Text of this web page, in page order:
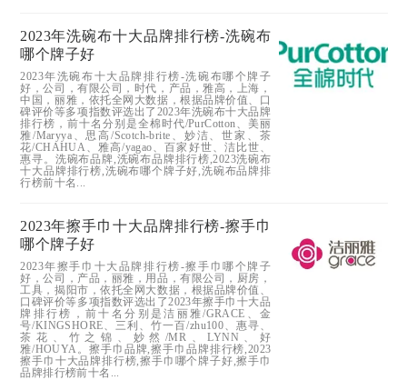
2023年洗碗布十大品牌排行榜-洗碗布
哪个牌子好
2023年洗碗布十大品牌排行榜-洗碗布哪个牌子
好，公司，有限公司，时代，产品，雅高，上海，
中国，丽雅，依托全网大数据，根据品牌价值、口
碑评价等多项指数评选出了2023年洗碗布十大品牌
排行榜，前十名分别是全棉时代/PurCotton、美丽
雅/Maryya、思高/Scotch-brite、妙洁、世家、茶
花/CHAHUA、雅高/yagao、百家好世、洁比世、
惠寻。洗碗布品牌,洗碗布品牌排行榜,2023洗碗布
十大品牌排行榜,洗碗布哪个牌子好,洗碗布品牌排
行榜前十名...
2023年擦手巾十大品牌排行榜-擦手巾
哪个牌子好
2023年擦手巾十大品牌排行榜-擦手巾哪个牌子
好，公司，产品，丽雅，用品，有限公司，厨房，
工具，揭阳市，依托全网大数据，根据品牌价值、
口碑评价等多项指数评选出了2023年擦手巾十大品
牌排行榜，前十名分别是洁丽雅/GRACE、金
号/KINGSHORE、三利、竹一百/zhu100、惠寻、
茶花、竹之锦、妙然/MR、LYNN、好
雅/HOUYA。擦手巾品牌,擦手巾品牌排行榜,2023
擦手巾十大品牌排行榜,擦手巾哪个牌子好,擦手巾
品牌排行榜前十名...